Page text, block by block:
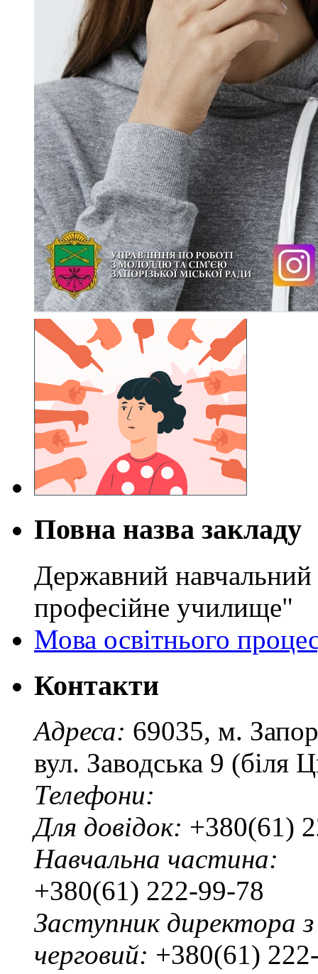
Повна назва закладу
Державний навчальний
професійне училище"
Мова освітнього
Контакти
Адреса: 69035, м.
вул. Заводська 9 (біля
Телефони:
Для довідок: +380(61)
Навчальна частина:
+380(61) 222-99-78
Заступник директора
черговий: +380(61)